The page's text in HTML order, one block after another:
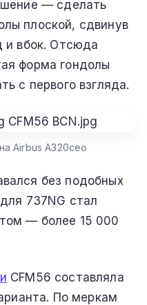
— сделать
плоской, сдвинув
и вбок. Отсюда
форма гондолы
с первого взгляда.
Airbus A320ceo
без подобных
для 737NG стал
— более 15 000
CFM56 составляла
По меркам